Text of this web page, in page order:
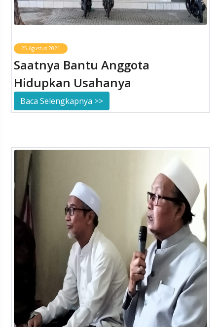
25 Agustus 2021
Saatnya Bantu Anggota
Hidupkan Usahanya
Baca Selengkapnya >>